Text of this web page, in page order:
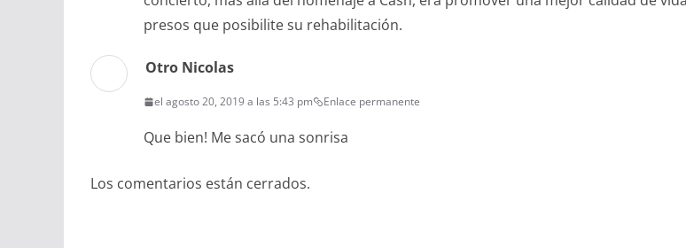
presos que posibilite su rehabilitación.
Otro Nicolas
el agosto 20, 2019 a las 5:43 pm Enlace permanente
Que bien! Me sacó una sonrisa
Los comentarios están cerrados.